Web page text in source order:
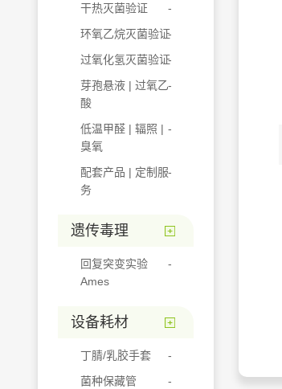
干热灭菌验证
环氧乙烷灭菌验证
过氧化氢灭菌验证
芽孢悬液 | 过氧乙
酸
低温甲醛 | 辐照 |
臭氧
配套产品 | 定制服
务
遗传毒理
回复突变实验
Ames
设备耗材
丁腈/乳胶手套
菌种保藏管